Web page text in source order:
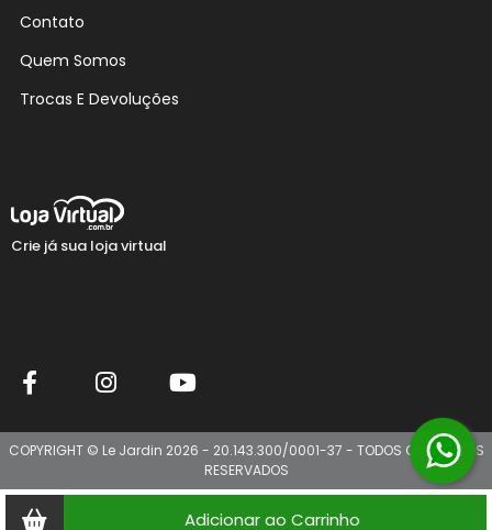
Adicionar ao Carrinho
Contato
Quem Somos
Trocas E Devoluções
Crie já sua loja virtual
COPYRIGHT © Le Jardin 2026 - 20.143.300/0001-37 - TODOS OS DIREITOS
RESERVADOS